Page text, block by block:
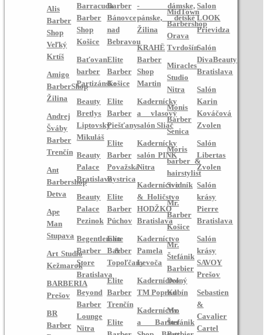
Alis
Barber
Shop
Veľký
Krtíš
Amigo
BarberShop
Žilina
Andrej
Šváby
Barber
Trenčín
Ant
Barbershop
Detva
Ape
Man
Stupava
Art Studio
Kežmarok
BARBERIA
Prešov
BR
Barber
Barracuda
Barber
Shop
Košice
Baťovan
barber
Partizánske
Beauty
Bretlys
Liptovský
Mikuláš
Beauty
Palace
Bratislava
Beauty
Palace
Pezinok
Begentleman
Barber &
Store
Bratislava
Beyond
Barber
Lounge
Nitra
Barber
Bánovce
nad
Bebravou
Elite
Barber
Košice
Elite
Barber
Piešťany
Elite
Barber
Považská
Bystrica
Elite
Barber
Púchov
Elite
Barber
Topoľčany
Elite
Barber
Trenčín
Elite
- dámske,
pánske, detské
Žilina
KRAHË
Barber
Shop
Martin
Kadernícky
a vlasový
salón Sliač
Kadernícky
salón PINK
Nitra
Kaderníctvo
& Holičstvo
HODŽKO
Bratislava
Kaderníctvo
Pamela
Levoča
Kaderníctvo
TM Poprad
Kaderníctvo
a Barber
MidTown
Barbershop
Orava
Tvrdošín
Miracles
Studio
Nitra
Monis
Barber
Senica
Moris
barber &
hairstylist
Svidník
Mr.
Barber
Košice
Mr.
Štefánik
Barbier
Dolný
Kubín
Mr.
Štefánik
Salon
LOOK
Prievidza
Salón
DivaBeauty
Bratislava
Salón
Karin
Kováčová
Zvolen
Salón
Libertas
Zvolen
Salón
krásy
Pierre
Bratislava
Salón
krásy
SAVOY
Prešov
Sebastien
&
Cavalier
Cartel